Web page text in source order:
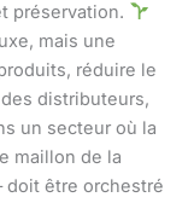
préservation.
mais une
réduire le
distributeurs,
un secteur où la
maillon de la
doit être orchestré